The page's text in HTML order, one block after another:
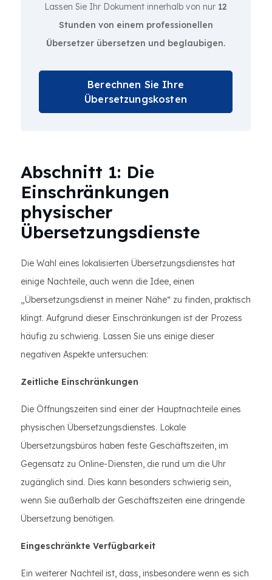
Lassen Sie Ihr Dokument innerhalb von nur 12
Stunden von einem professionellen
Übersetzer übersetzen und beglaubigen.
Berechnen Sie Ihre
Übersetzungskosten
Abschnitt 1: Die
Einschränkungen
physischer
Übersetzungsdienste
Die Wahl eines lokalisierten Übersetzungsdienstes hat
einige Nachteile, auch wenn die Idee, einen
„Übersetzungsdienst in meiner Nähe“ zu finden, praktisch
klingt. Aufgrund dieser Einschränkungen ist der Prozess
häufig zu schwierig. Lassen Sie uns einige dieser
negativen Aspekte untersuchen:
Zeitliche Einschränkungen
Die Öffnungszeiten sind einer der Hauptnachteile eines
physischen Übersetzungsdienstes. Lokale
Übersetzungsbüros haben feste Geschäftszeiten, im
Gegensatz zu Online-Diensten, die rund um die Uhr
zugänglich sind. Dies kann besonders schwierig sein,
wenn Sie außerhalb der Geschäftszeiten eine dringende
Übersetzung benötigen.
Eingeschränkte Verfügbarkeit
Ein weiterer Nachteil ist, dass, insbesondere wenn es sich